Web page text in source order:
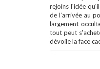
rejoins l'idée
de l'arrivée au
largement
tout peut
dévoile la face